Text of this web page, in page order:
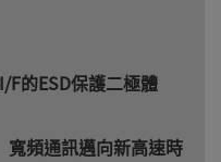
F的ESD保護二極體
頻通訊邁向新高速時